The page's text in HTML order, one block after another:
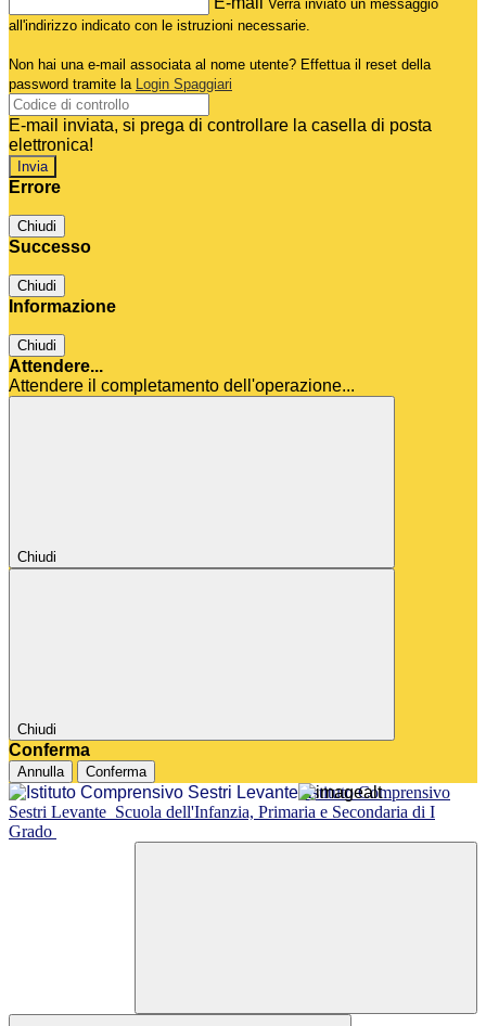
Verrà inviato un messaggio
all'indirizzo indicato con le istruzioni necessarie.
Non hai una e-mail associata al nome utente? Effettua il reset della
password tramite la Login Spaggiari
E-mail inviata, si prega di controllare la casella di posta
elettronica!
Errore
Chiudi
Successo
Chiudi
Informazione
Chiudi
Attendere...
Attendere il completamento dell'operazione...
Chiudi
Chiudi
Conferma
Annulla Conferma
Istituto Comprensivo
Sestri Levante Scuola dell'Infanzia, Primaria e Secondaria di I
Grado